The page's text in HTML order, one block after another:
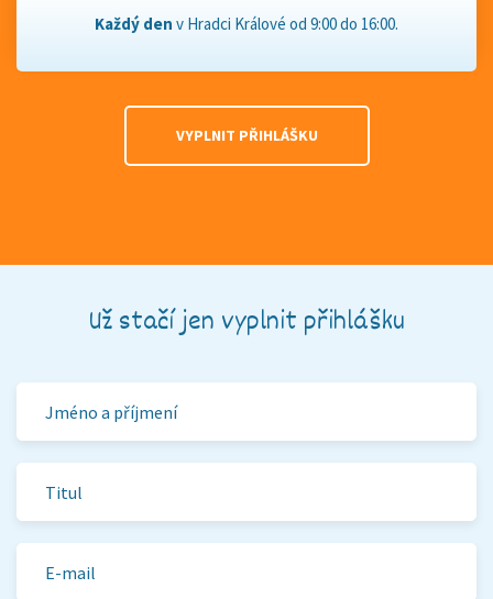
Každý den v Hradci Králové od 9:00 do 16:00.
VYPLNIT PŘIHLÁŠKU
Už stačí jen vyplnit přihlášku